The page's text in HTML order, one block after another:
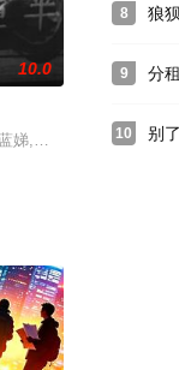
题新片《最佳冷盘》
10.0
娣,田丰,杨群,张意虹
8 狼狈
9 分
10 别